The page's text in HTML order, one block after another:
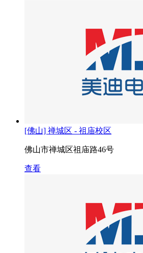
[佛山] 禅城区 - 祖庙校区
佛山市禅城区祖庙路46号
查看